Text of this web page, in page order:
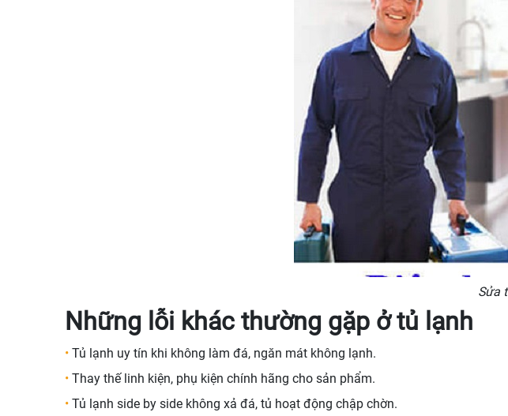
Sửa
Những lỗi khác thường gặp ở tủ lạnh
• Tủ lạnh uy tín khi không làm đá, ngăn mát không lạnh.
• Thay thế linh kiện, phụ kiện chính hãng cho sản phẩm.
• Tủ lạnh side by side không xả đá, tủ hoạt động chập chờn.